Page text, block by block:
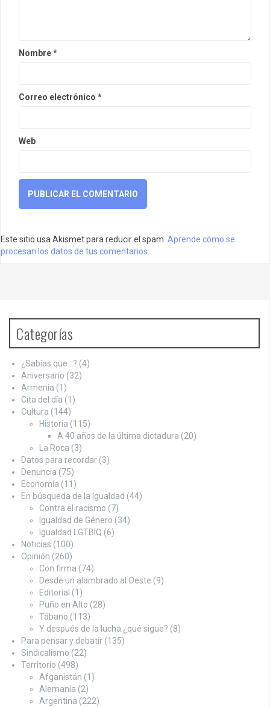
Nombre*
Correo electrónico *
Web
Este sitio usa Akismet para reducir el spam. Aprende cómo se
procesan los datos de tus comentarios.
Categorías
¿Sabías que…? (4)
Aniversario (32)
Armenia (1)
Cita del día (1)
Cultura (144)
Historia (115)
A 40 años de la última dictadura (20)
La Roca (3)
Datos para recordar (3)
Denuncia (75)
Economía (11)
En búsqueda de la Igualdad (44)
Contra el racismo (7)
Igualdad de Género (34)
Igualdad LGTBIQ (6)
Noticias (100)
Opinión (260)
Con firma (74)
Desde un alambrado al Oeste (9)
Editorial (1)
Puño en Alto (28)
Tábano (113)
Y después de la lucha ¿qué sigue? (8)
Para pensar y debatir (135)
Sindicalismo (22)
Territorio (498)
Afganistán (1)
Alemania (2)
Argentina (222)